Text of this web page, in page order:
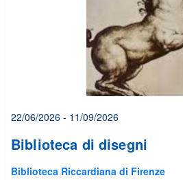
22/06/2026 - 11/09/2026
Biblioteca di disegni
Biblioteca Riccardiana di Firenze